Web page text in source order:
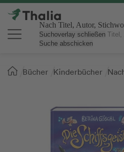
Nach Titel, Autor,
Suchoverlay schließen
Suche abschicken
Sie
sind
Bücher Kinderbücher